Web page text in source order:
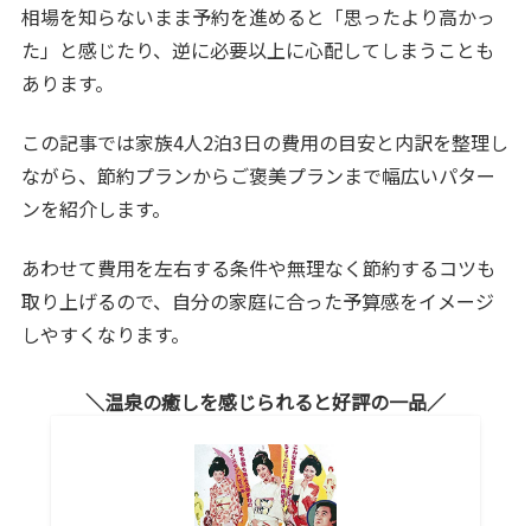
相場を知らないまま予約を進めると「思ったより高かっ
た」と感じたり、逆に必要以上に心配してしまうことも
あります。
この記事では家族4人2泊3日の費用の目安と内訳を整理し
ながら、節約プランからご褒美プランまで幅広いパター
ンを紹介します。
あわせて費用を左右する条件や無理なく節約するコツも
取り上げるので、自分の家庭に合った予算感をイメージ
しやすくなります。
温泉の癒しを感じられると好評の一品